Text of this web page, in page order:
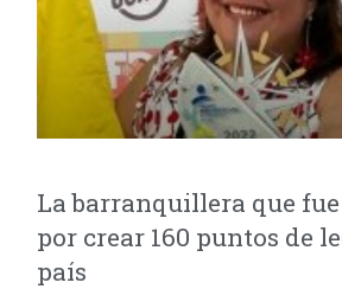
La barranquillera que
por crear 160 puntos de
país